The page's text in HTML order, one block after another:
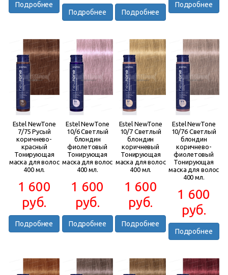
Подробнее
Подробнее Подробнее
Подробнее
Estel NewTone
7/75 Русый
коричнево-
красный
Тонирующая
маска для волос
400 мл.
1 600
руб.
Подробнее
Estel NewTone
10/6 Светлый
блондин
фиолетовый
Тонирующая
маска для волос
400 мл.
1 600
руб.
Подробнее
Estel NewTone
10/7 Светлый
блондин
коричневый
Тонирующая
маска для волос
400 мл.
1 600
руб.
Подробнее
Estel NewTone
10/76 Светлый
блондин
коричнево-
фиолетовый
Тонирующая
маска для волос
400 мл.
1 600
руб.
Подробнее